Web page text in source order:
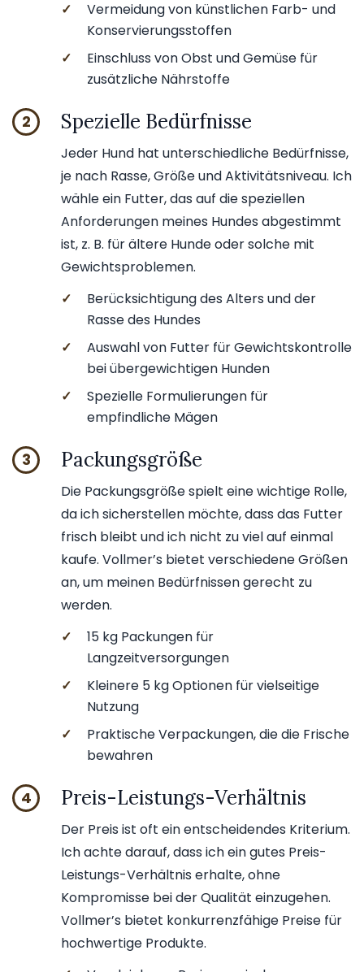
✓
Vermeidung von künstlichen Farb- und
Konservierungsstoffen
✓
Einschluss von Obst und Gemüse für
zusätzliche Nährstoffe
2 Spezielle Bedürfnisse
Jeder Hund hat unterschiedliche Bedürfnisse,
je nach Rasse, Größe und Aktivitätsniveau. Ich
wähle ein Futter, das auf die speziellen
Anforderungen meines Hundes abgestimmt
ist, z. B. für ältere Hunde oder solche mit
Gewichtsproblemen.
✓
Berücksichtigung des Alters und der
Rasse des Hundes
✓
Auswahl von Futter für Gewichtskontrolle
bei übergewichtigen Hunden
✓
Spezielle Formulierungen für
empfindliche Mägen
3 Packungsgröße
Die Packungsgröße spielt eine wichtige Rolle,
da ich sicherstellen möchte, dass das Futter
frisch bleibt und ich nicht zu viel auf einmal
kaufe. Vollmer’s bietet verschiedene Größen
an, um meinen Bedürfnissen gerecht zu
werden.
✓
15 kg Packungen für
Langzeitversorgungen
✓
Kleinere 5 kg Optionen für vielseitige
Nutzung
✓
Praktische Verpackungen, die die Frische
bewahren
4 Preis-Leistungs-Verhältnis
Der Preis ist oft ein entscheidendes Kriterium.
Ich achte darauf, dass ich ein gutes Preis-
Leistungs-Verhältnis erhalte, ohne
Kompromisse bei der Qualität einzugehen.
Vollmer’s bietet konkurrenzfähige Preise für
hochwertige Produkte.